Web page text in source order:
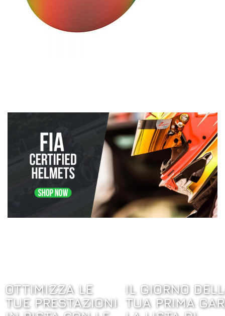
OTTIMIZZA LE
TUE PRESTAZIONI
IL GIORNO
TUA PRIMA